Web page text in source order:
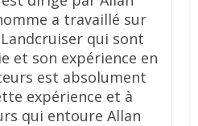
a travaillé sur
qui sont
et son expérience en
est absolument
expérience et à
qui entoure Allan